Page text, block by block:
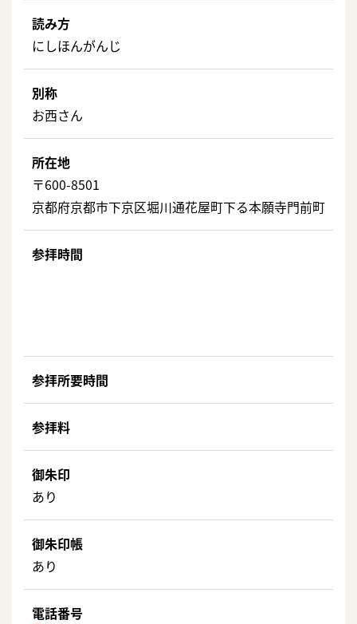
読み方
にしほんがんじ
別称
お西さん
所在地
〒600-8501
京都府京都市下京区堀川通花屋町下る本願寺門前町
参拝時間
参拝所要時間
参拝料
御朱印
あり
御朱印帳
あり
電話番号